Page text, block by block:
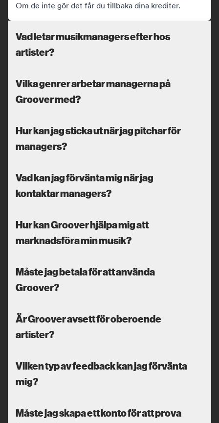
Om de inte gör det får du tillbaka dina krediter.
Vad letar musikmanagers efter hos
artister?
Vilka genrer arbetar managerna på
Groover med?
Hur kan jag sticka ut när jag pitchar för
managers?
Vad kan jag förvänta mig när jag
kontaktar managers?
Hur kan Groover hjälpa mig att
marknadsföra min musik?
Måste jag betala för att använda
Groover?
Är Groover avsett för oberoende
artister?
Vilken typ av feedback kan jag förvänta
mig?
Måste jag skapa ett konto för att prova